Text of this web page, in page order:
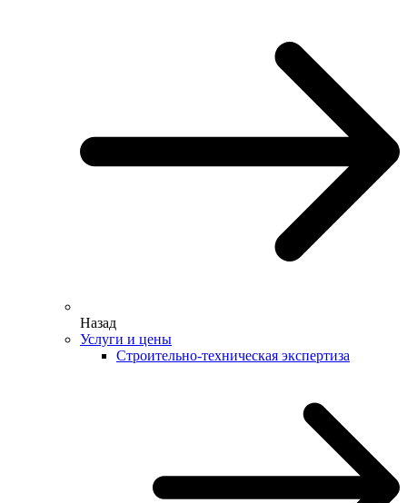
Назад
Услуги и цены
Строительно-техническая экспертиза